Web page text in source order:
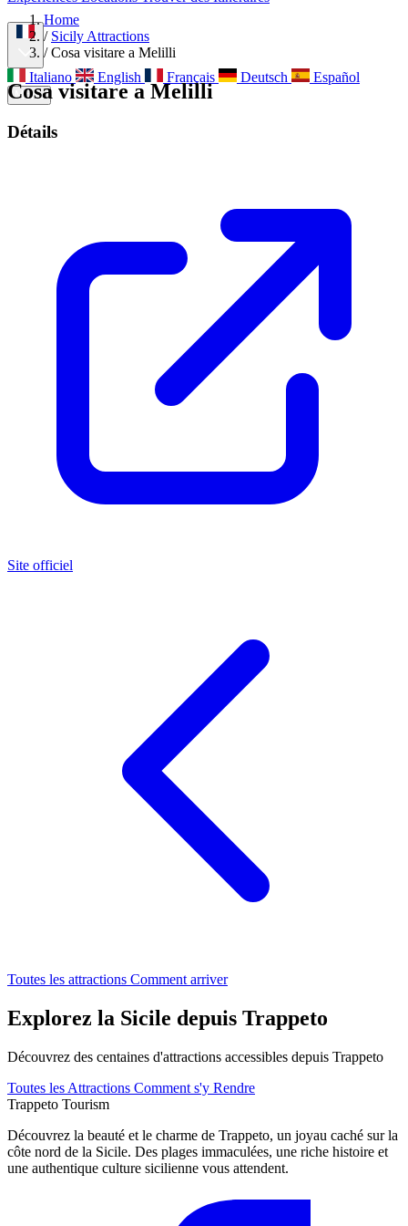
À propos
Italiano English Français Deutsch Español
Menu
Home
/ Sicily Attractions
/ Cosa visitare a Melilli
Cosa visitare a Melilli
Détails
Site officiel
Toutes les attractions Comment arriver
Explorez la Sicile depuis Trappeto
Découvrez des centaines d'attractions accessibles depuis Trappeto
Toutes les Attractions Comment s'y Rendre
Trappeto Tourism
Découvrez la beauté et le charme de Trappeto, un joyau caché sur la
côte nord de la Sicile. Des plages immaculées, une riche histoire et
une authentique culture sicilienne vous attendent.